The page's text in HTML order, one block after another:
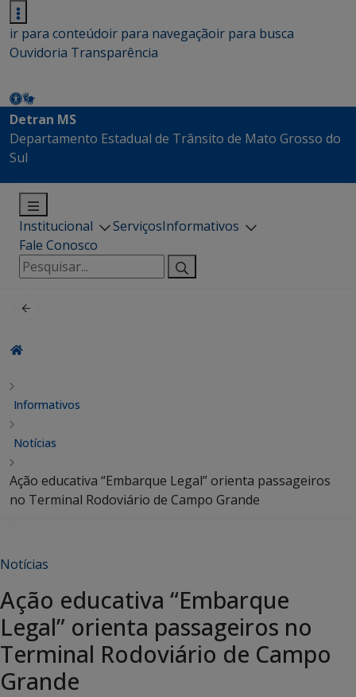
ir para conteúdoir para navegaçãoir para busca
Ouvidoria Transparência
Detran MS
Departamento Estadual de Trânsito de Mato Grosso do
Sul
Institucional ServiçosInformativos
Fale Conosco
Pesquisar
por:
Informativos
Notícias
Ação educativa “Embarque Legal” orienta passageiros
no Terminal Rodoviário de Campo Grande
Notícias
Ação educativa “Embarque
Legal” orienta passageiros no
Terminal Rodoviário de Campo
Grande